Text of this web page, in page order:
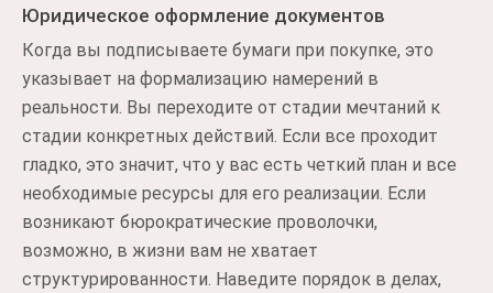
Юридическое оформление документов
Когда вы подписываете бумаги при покупке, это
указывает на формализацию намерений в
реальности. Вы переходите от стадии мечтаний к
стадии конкретных действий. Если все проходит
гладко, это значит, что у вас есть четкий план и все
необходимые ресурсы для его реализации. Если
возникают бюрократические проволочки,
возможно, в жизни вам не хватает
структурированности. Наведите порядок в делах,